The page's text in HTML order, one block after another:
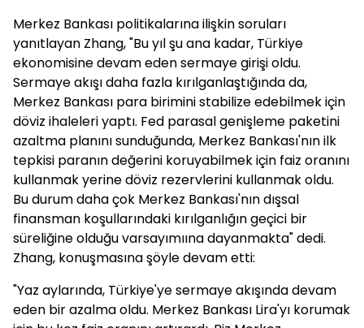
Merkez Bankası politikalarına ilişkin soruları
yanıtlayan Zhang, "Bu yıl şu ana kadar, Türkiye
ekonomisine devam eden sermaye girişi oldu.
Sermaye akışı daha fazla kırılganlaştığında da,
Merkez Bankası para birimini stabilize edebilmek için
döviz ihaleleri yaptı. Fed parasal genişleme paketini
azaltma planını sunduğunda, Merkez Bankası'nın ilk
tepkisi paranın değerini koruyabilmek için faiz oranını
kullanmak yerine döviz rezervlerini kullanmak oldu.
Bu durum daha çok Merkez Bankası'nın dışsal
finansman koşullarındaki kırılganlığın geçici bir
süreliğine olduğu varsayımıına dayanmakta" dedi.
Zhang, konuşmasına şöyle devam etti:
"Yaz aylarında, Türkiye'ye sermaye akışında devam
eden bir azalma oldu. Merkez Bankası Lira'yı korumak